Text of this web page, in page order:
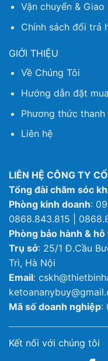
Vận chuyển & Giao
Chính sách đổi trả
GIỚI THIỆU
Về Chúng Tôi
Hướng dẫn đặt
Phương thức thanh
Liên hệ
LIÊN HỆ CÔNG TY
Tổng đài chăm sóc
Phòng kinh doanh:
0868.843.815 |
Phòng bảo hành &
Trụ sở: 25/1 Đ.Cầu
Trì, Hà Nội
Email:
Mã số doanh nghiệp:
Kết nối với chúng tôi